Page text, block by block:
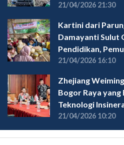
21/04/2026 21:30
Kartini dari
Damayanti Sulut
Pendidikan,
21/04/2026 16:10
Zhejiang
Bogor Raya
Teknologi
21/04/2026 10:20